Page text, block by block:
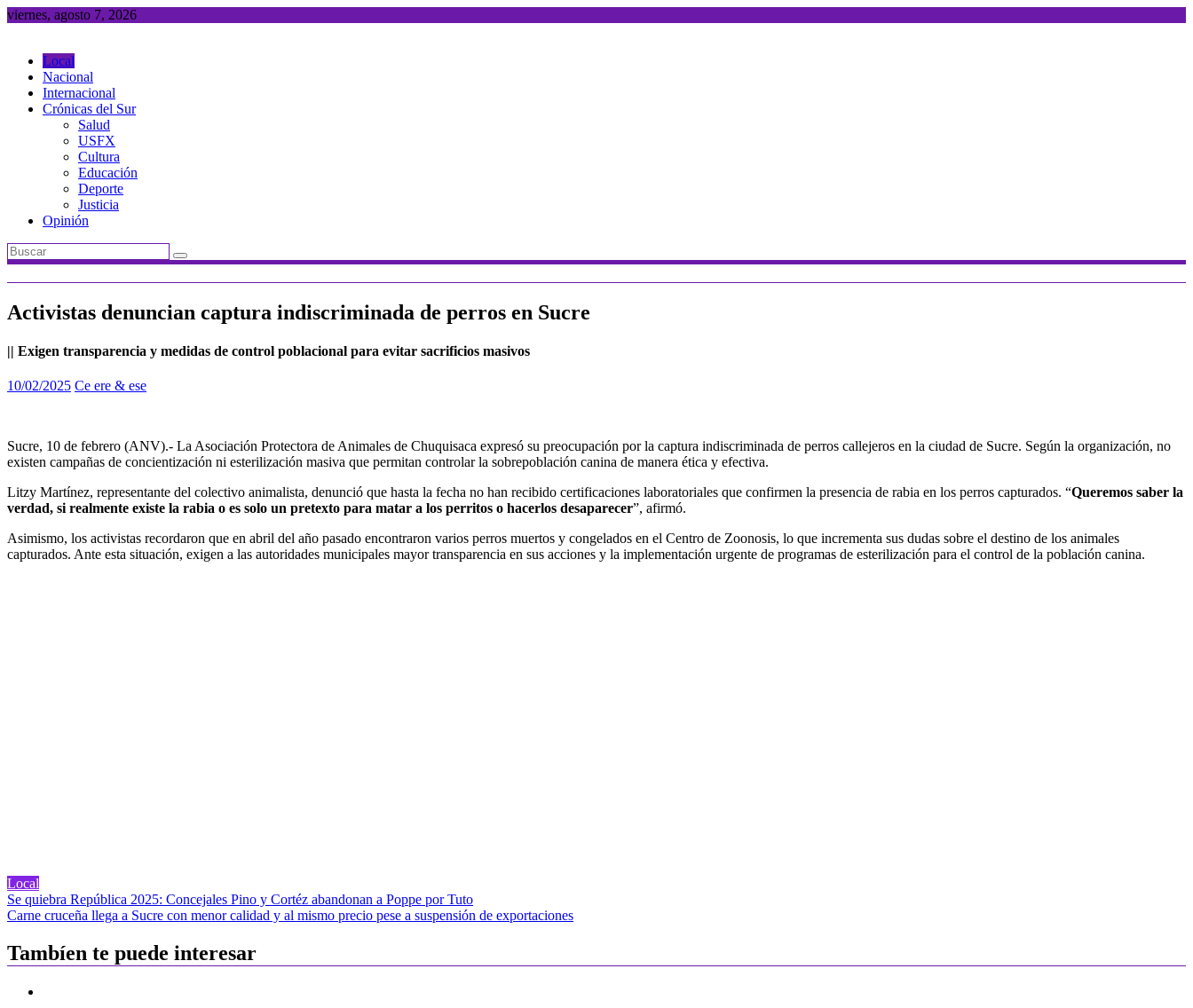
Saltar
viernes, agosto 7, 2026
Local
Nacional
Internacional
Crónicas del Sur
Salud
USFX
Cultura
Educación
Deporte
Justicia
Opinión
Activistas denuncian captura indiscriminada de perros en Sucre
|| Exigen transparencia y medidas de control poblacional para evitar sacrificios masivos
10/02/2025 Ce ere & ese
Sucre, 10 de febrero (ANV).- La Asociación Protectora de Animales de Chuquisaca expresó su preocupación por la captura indiscriminada de perros callejeros en la ciudad de Sucre. Según la organización, no
existen campañas de concientización ni esterilización masiva que permitan controlar la sobrepoblación canina de manera ética y efectiva.
Litzy Martínez, representante del colectivo animalista, denunció que hasta la fecha no han recibido certificaciones laboratoriales que confirmen la presencia de rabia en los perros capturados. “Queremos saber la
verdad, si realmente existe la rabia o es solo un pretexto para matar a los perritos o hacerlos desaparecer”, afirmó.
Asimismo, los activistas recordaron que en abril del año pasado encontraron varios perros muertos y congelados en el Centro de Zoonosis, lo que incrementa sus dudas sobre el destino de los animales
capturados. Ante esta situación, exigen a las autoridades municipales mayor transparencia en sus acciones y la implementación urgente de programas de esterilización para el control de la población canina.
Local
Navegación
de
entradas
Se quiebra República 2025: Concejales Pino y Cortéz abandonan a Poppe por Tuto
Carne cruceña llega a Sucre con menor calidad y al mismo precio pese a suspensión de exportaciones
Tambíen te puede interesar